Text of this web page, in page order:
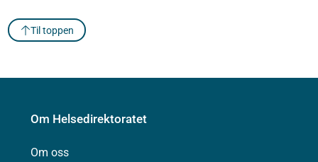
Til toppen
Om Helsedirektoratet
Om oss